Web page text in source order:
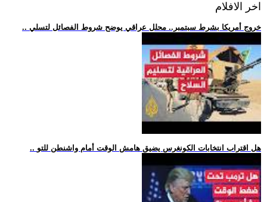
اخر الافلام
.. خروج أمريكا بشرط سبتمبر.. محلل عراقي يوضح شروط الفصائل لتسلي
.. هل اقتراب انتخابات الكونغرس يضيق هامش الوقت أمام واشنطن للتو